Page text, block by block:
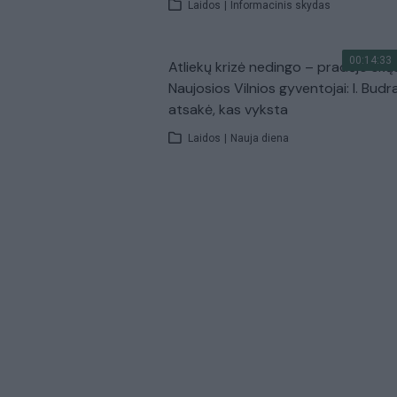
Laidos | Informacinis skydas
00:14:33
Atliekų krizė nedingo – pradėjo
Naujosios Vilnios gyventojai: I.
atsakė, kas vyksta
Laidos | Nauja diena